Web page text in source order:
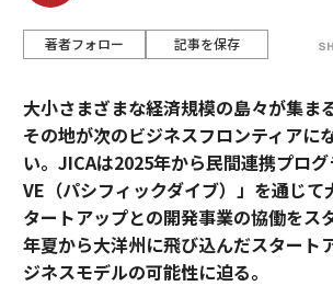
著者フォロー 記事を保存
大小さまざまな経済規模の島々が集ま
その地が次のビジネスフロンティアに
い。JICAは2025年から民間連携プロ
VE（パシフィックダイブ）」を通じて
タートアップとの開発事業の協働をス
年夏から大洋州に飛び込んだスタート
ジネスモデルの可能性に迫る。